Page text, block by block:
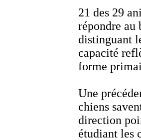
21 des 29
répondre au
distinguant
capacité
forme
Une
chiens
direction
étudiant les